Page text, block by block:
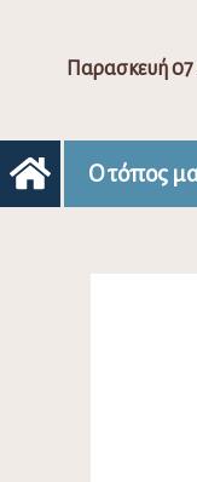
Παρασκευή 07
Ο τόπος